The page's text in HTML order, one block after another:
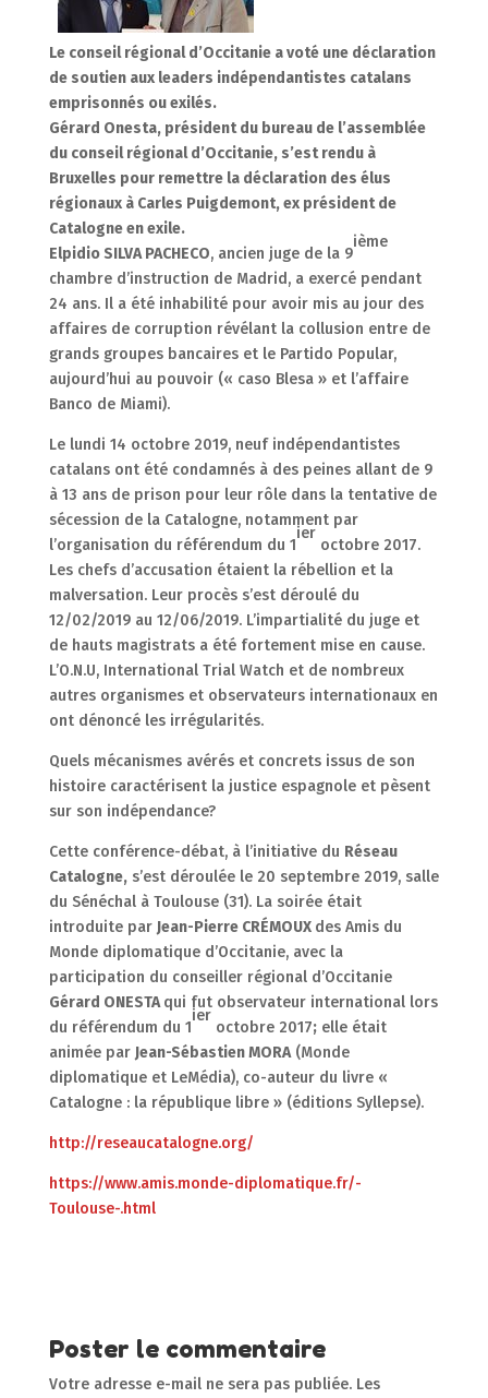
Le conseil régional d’Occitanie a voté une déclaration
de soutien aux leaders indépendantistes catalans
emprisonnés ou exilés.
Gérard Onesta, président du bureau de l’assemblée
du conseil régional d’Occitanie, s’est rendu à
Bruxelles pour remettre la déclaration des élus
régionaux à Carles Puigdemont, ex président de
Catalogne en exile.
Elpidio SILVA PACHECO, ancien juge de la 9
ième
chambre d’instruction de Madrid, a exercé pendant
24 ans. Il a été inhabilité pour avoir mis au jour des
affaires de corruption révélant la collusion entre de
grands groupes bancaires et le Partido Popular,
aujourd’hui au pouvoir (« caso Blesa » et l’affaire
Banco de Miami).
Le lundi 14 octobre 2019, neuf indépendantistes
catalans ont été condamnés à des peines allant de 9
à 13 ans de prison pour leur rôle dans la tentative de
sécession de la Catalogne, notamment par
l’organisation du référendum du 1
ier
octobre 2017.
Les chefs d’accusation étaient la rébellion et la
malversation. Leur procès s’est déroulé du
12/02/2019 au 12/06/2019. L’impartialité du juge et
de hauts magistrats a été fortement mise en cause.
L’O.N.U, International Trial Watch et de nombreux
autres organismes et observateurs internationaux en
ont dénoncé les irrégularités.
Quels mécanismes avérés et concrets issus de son
histoire caractérisent la justice espagnole et pèsent
sur son indépendance?
Cette conférence-débat, à l’initiative du Réseau
Catalogne,s’est déroulée le 20 septembre 2019, salle
du Sénéchal à Toulouse (31). La soirée était
introduite par Jean-Pierre CRÉMOUX des Amis du
Monde diplomatique d’Occitanie, avec la
participation du conseiller régional d’Occitanie
Gérard ONESTAqui fut observateur international lors
du référendum du 1
ier
octobre 2017;elle était
animée par Jean-Sébastien MORA(Monde
diplomatique et LeMédia), co-auteur du livre «
Catalogne : la république libre » (éditions Syllepse).
http://reseaucatalogne.org/
https://www.amis.monde-diplomatique.fr/-
Toulouse-.html
Poster le commentaire
Votre adresse e-mail ne sera pas publiée. Les